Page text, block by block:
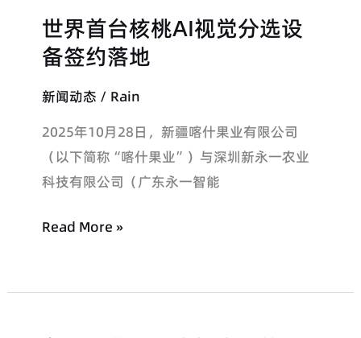
莅
临
一
智
能
考
调
同
世界首台核桃AI视觉分选设
备签约落地
新闻动态 / Rain
2025年10月28日，新疆喀什果业有限公司
（以下简称“喀什果业”）与深圳新永一农业
科技有限公司（广东永一智能
世
界
台
核
桃
AI
觉
Read More »